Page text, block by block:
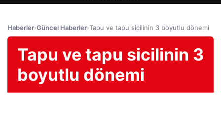
Haberler›Güncel Haberler›Tapu ve tapu sicilinin 3 boyutlu dönemi
Tapu ve tapu sicilinin 3
boyutlu dönemi